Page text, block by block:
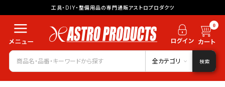
工具・DIY・整備用品の専門通販アストロプロダクツ
0
全カテゴリ 検索